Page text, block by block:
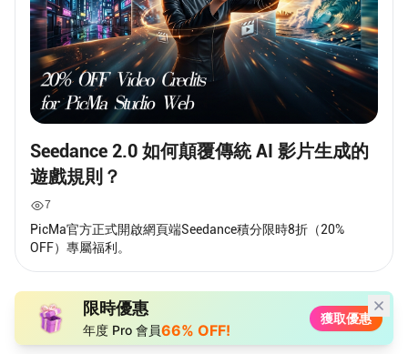
Seedance 2.0 如何顛覆傳統 AI 影片生成的
遊戲規則？
7
PicMa官方正式開啟網頁端Seedance積分限時8折（20%
OFF）專屬福利。
限時優惠
年度 Pro 會員66% OFF!
獲取優惠